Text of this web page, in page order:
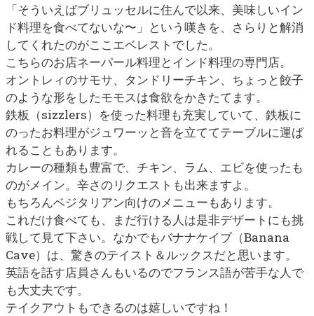
「そういえばブリュッセルに住んで以来、美味しいイン
ド料理を食べてないな〜」 という嘆きを、さらりと解消
してくれたのがここエベレストでした。
こちらのお店ネーパール料理とインド料理の専門店。
オントレィのサモサ、タンドリーチキン、ちょっと餃子
のような形をしたモモスは食欲をかきたてます。
鉄板（sizzlers）を使った料理も充実していて、鉄板に
のったお料理がジュワーッと音を立ててテーブルに運ば
れることもあります。
カレーの種類も豊富で、チキン、ラム、エビを使ったも
のがメイン。辛さのリクエストも出来ますよ。
もちろんベジタリアン向けのメニューもあります。
これだけ食べても、まだ行ける人は是非デザートにも挑
戦して見て下さい。なかでもバナナケイブ（Banana
Cave）は、驚きのテイスト＆ルックスだと思います。
英語を話す店員さんもいるのでフランス語が苦手な人で
も大丈夫です。
テイクアウトもできるのは嬉しいですね！